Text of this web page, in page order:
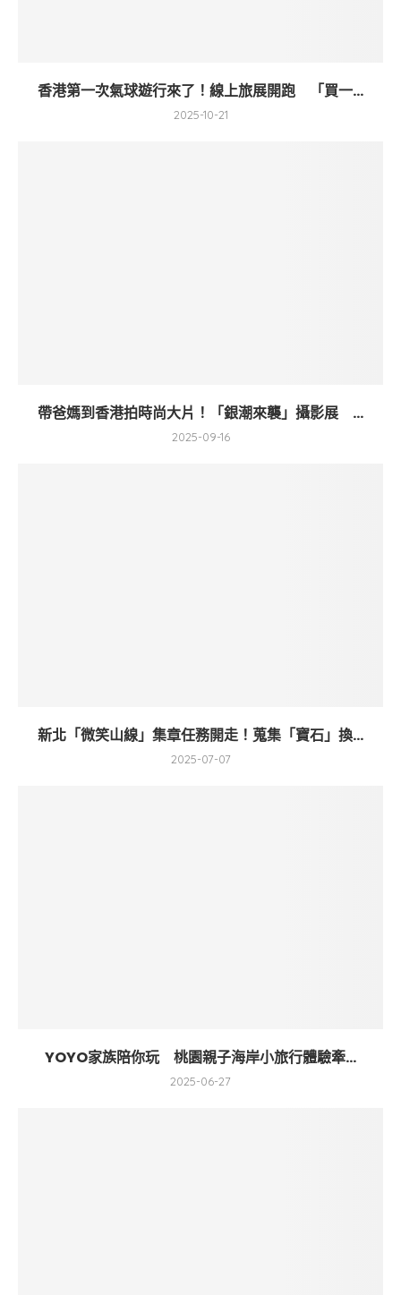
香港第一次氣球遊行來了！線上旅展開跑 「買一...
2025-10-21
帶爸媽到香港拍時尚大片！「銀潮來襲」攝影展 ...
2025-09-16
新北「微笑山線」集章任務開走！蒐集「寶石」換...
2025-07-07
YOYO家族陪你玩 桃園親子海岸小旅行體驗牽...
2025-06-27